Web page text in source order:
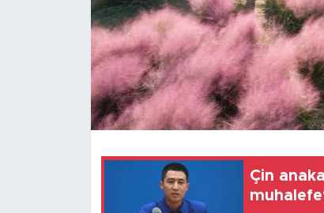
Çin
Foto Haber
Xinhua Türkiye